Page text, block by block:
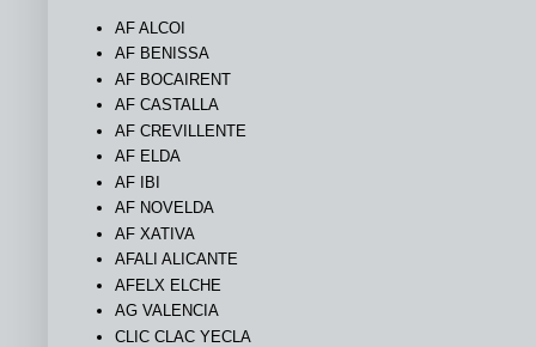
AF ALCOI
AF BENISSA
AF BOCAIRENT
AF CASTALLA
AF CREVILLENTE
AF ELDA
AF IBI
AF NOVELDA
AF XATIVA
AFALI ALICANTE
AFELX ELCHE
AG VALENCIA
CLIC CLAC YECLA